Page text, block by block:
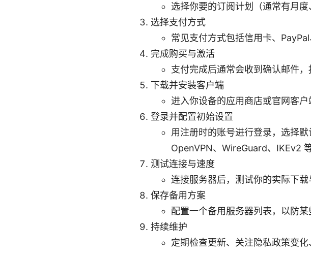
选择你要的订阅计划（通常有月度
选择支付方式
常见支付方式包括信用卡、
完成购买与激活
支付完成后通常会收到确认邮件
下载并安装客户端
进入你设备的应用商店或官网客户
登录并配置初始设置
用注册时的账号进行登录，选择
OpenVPN、WireGuard、IKEv2
测试连接与速度
连接服务器后，测试你的实际下
保存备用方案
配置一个备用服务器列表，以防某
持续维护
定期检查更新、关注隐私政策变